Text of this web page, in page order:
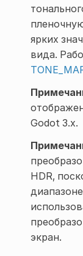
ярких
вида.
Godot 3.x.
HDR,
экран.